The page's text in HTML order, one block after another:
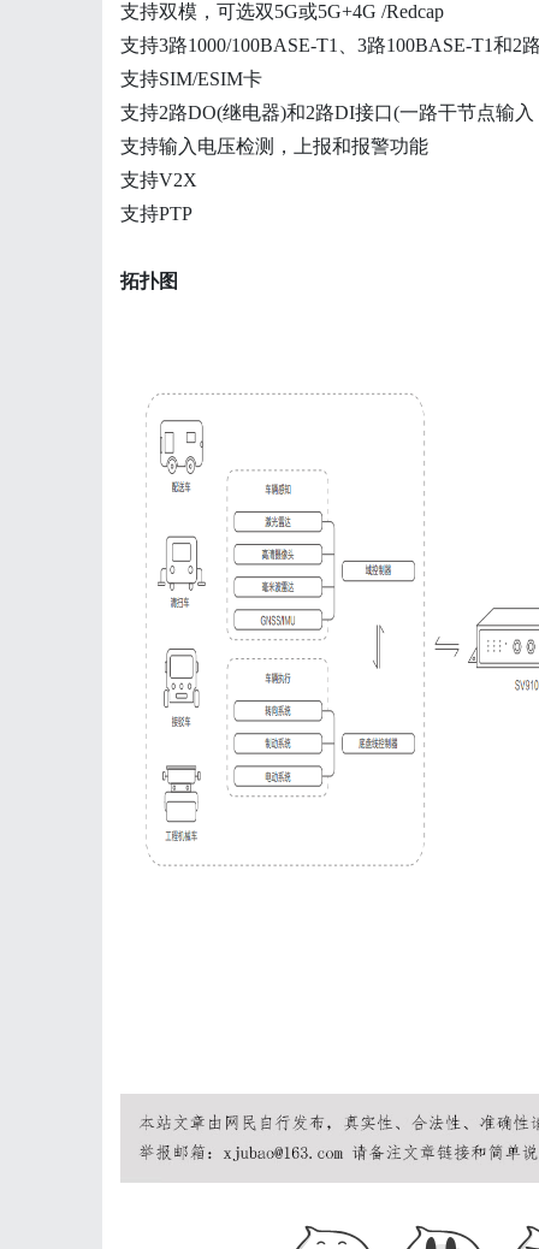
支持双模，可选双5G或5G+4G /Redcap
支持3路1000/100BASE-T1、3路100BASE-T1和2
支持SIM/ESIM卡
支持2路DO(继电器)和2路DI接口(一路干节点输
支持输入电压检测，上报和报警功能
支持V2X
支持PTP
拓扑图